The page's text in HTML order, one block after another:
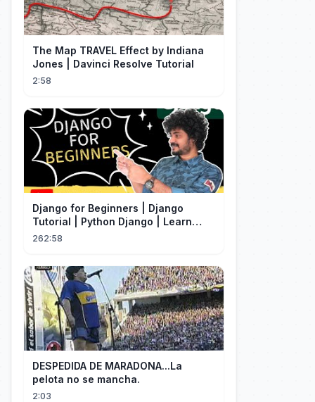
The Map TRAVEL Effect by Indiana
Jones | Davinci Resolve Tutorial
2:58
Django for Beginners | Django
Tutorial | Python Django | Learn
Django Framework
262:58
DESPEDIDA DE MARADONA...La
pelota no se mancha.
2:03